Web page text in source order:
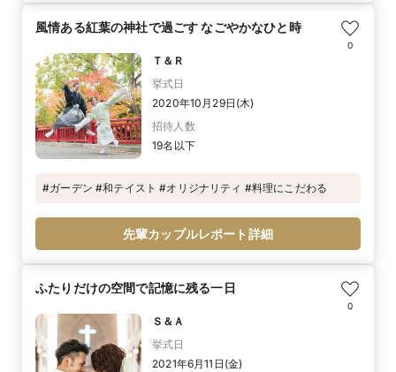
風情ある紅葉の神社で過ごす なごやかなひと時
0
Ｔ＆Ｒ
挙式日
2020年10月29日(木)
招待人数
19名以下
#ガーデン #和テイスト #オリジナリティ #料理にこだわる
先輩カップルレポート詳細
ふたりだけの空間で記憶に残る一日
0
Ｓ＆Ａ
挙式日
2021年6月11日(金)